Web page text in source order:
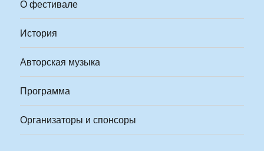
О фестивале
История
Авторская музыка
Программа
Организаторы и спонсоры